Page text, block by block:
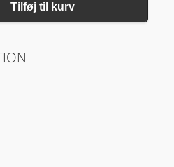
Tilføj til kurv